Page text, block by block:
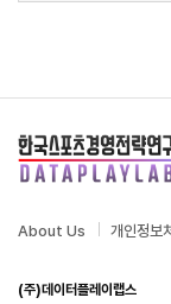
About Us 개인정보
(주)데이터플레이랩스